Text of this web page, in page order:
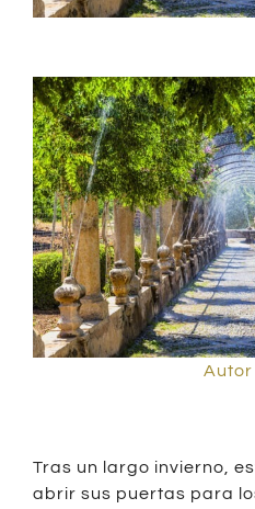
Autor
Tras un largo invierno,
abrir sus puertas para